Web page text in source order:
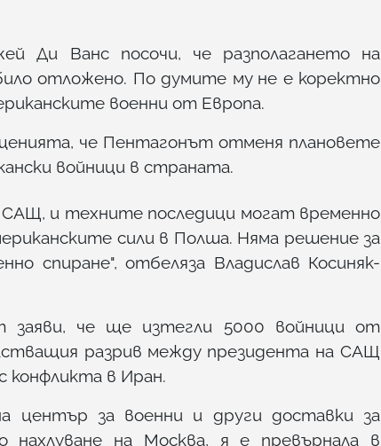
Ди Ванс посочи, че разполагането на
отложено. По думите му не е коректно
военни от Европа.
че Пентагонът отменя плановете
войници в страната.
и техните последици могат временно
сили в Полша. Няма решение за
спиране", отбеляза Владислав Косиняк-
заяви, че ще изтегли 5000 войници от
разрив между президента на САЩ
конфликта в Иран.
център за военни и други доставки за
нахлуване на Москва, я е превърнала в